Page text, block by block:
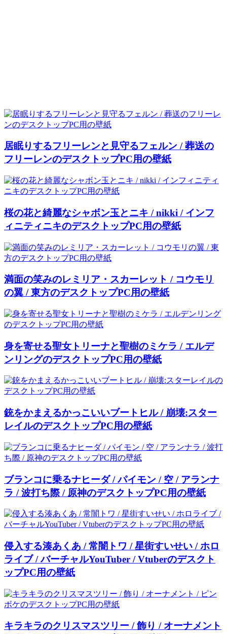
居眠りするフリーレンと見守るフェルン / 葬送の
フリーレンのデスクトップPC用の壁紙
桜の花と綺麗なシャボン玉とニキ / nikki / インフ
ィニティニキのデスクトップPC用の壁紙
満面の笑みのレミリア・スカーレット / コウモリ
の翼 / 東方のデスクトップPC用の壁紙
身を寄せる聖女トリーナと聖樹のミケラ / エルデ
ンリングのデスクトップPC用の壁紙
銃をかまえるかっこいいブートヒル / 崩壊:スター
レイルのデスクトップPC用の壁紙
ブランコに乗るナヒーダ / パイモン / 空 / アランナ
ラ / 波打ち際 / 原神のデスクトップPC用の壁紙
侵入する湊あくあ / 常闇トワ / 星街すいせい / ホロ
ライブ / バーチャルYouTuber / Vtuberのデスクト
ップPC用の壁紙
キラキラのクリスマスツリー / 飾り / オーナメント